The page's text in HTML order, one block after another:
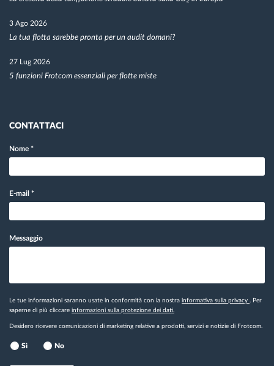
3 Ago 2026
La tua flotta sarebbe pronta per un audit domani?
27 Lug 2026
5 funzioni Frotcom essenziali per flotte miste
CONTATTACI
Nome *
E-mail *
Messaggio
Le tue informazioni saranno usate in conformità con la nostra informativa sulla privacy
. Per
saperne di più cliccare informazioni sulla protezione dei dati.
Desidero ricevere comunicazioni di marketing relative a prodotti, servizi e notizie di Frotcom.
Sì No